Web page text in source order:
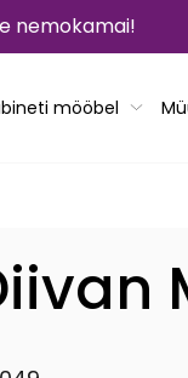
nemokamai!
mööbel